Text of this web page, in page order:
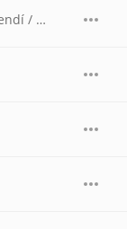
Romances (Voy a apagar la luz / Contigo aprendí / Por debajo de la mesa / El reloj / Sabor a mí / La gloria eres tú / Bésame mucho (En vivo)